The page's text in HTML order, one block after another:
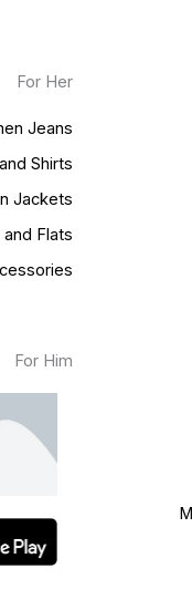
For Her
Jeans
Shirts
Jackets
Flats
For Him